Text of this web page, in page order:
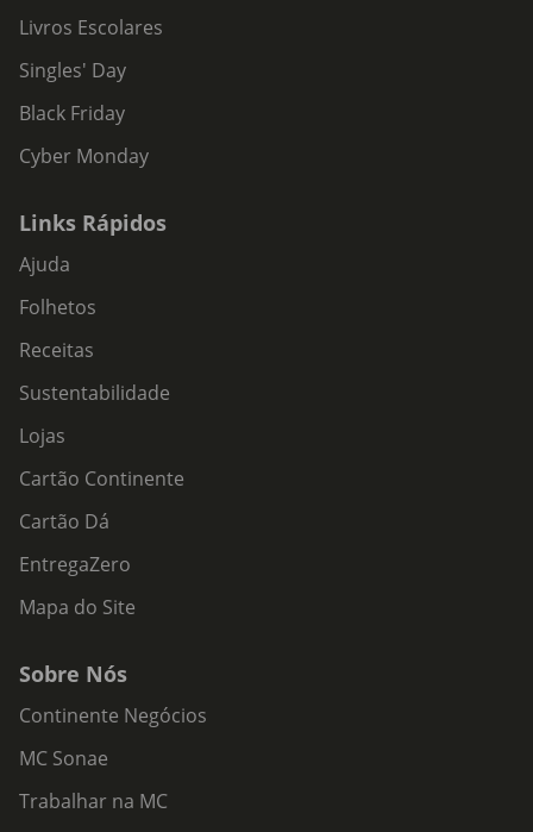
Livros Escolares
Singles' Day
Black Friday
Cyber Monday
Links Rápidos
Ajuda
Folhetos
Receitas
Sustentabilidade
Lojas
Cartão Continente
Cartão Dá
EntregaZero
Mapa do Site
Sobre Nós
Continente Negócios
MC Sonae
Trabalhar na MC